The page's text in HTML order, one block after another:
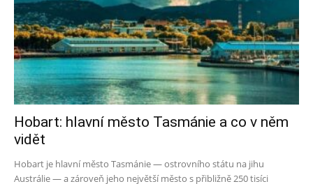
Hobart: hlavní město Tasmánie a co v něm
vidět
Hobart je hlavní město Tasmánie — ostrovního státu na jihu
Austrálie — a zároveň jeho největší město s přibližně 250 tisíci